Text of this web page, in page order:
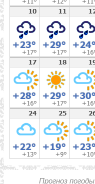
Прогноз